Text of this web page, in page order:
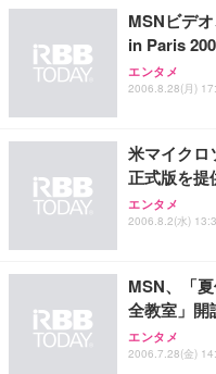
ョン PCチェ
務用 おしゃ
Sezlife オフ
ワーク チェ
能 人間工学
務用 おしゃ
ANDWINT オ
ッシュ 通気
ス圧無段階昇
【整備済み
ー フルHD（
ort/VGA ス
【MiniLED/
HOOTER
グモニター
Smart
限定】 Smart
超厚型 お徳
アイリスオー
ュラー 200枚
MSNビデ
in Paris
エンタメ
2006.8.28(月)
米マイク
正式版を提
エンタメ
2006.8.2(水)
MSN、「
全教室」開
エンタメ
2006.7.28(金)